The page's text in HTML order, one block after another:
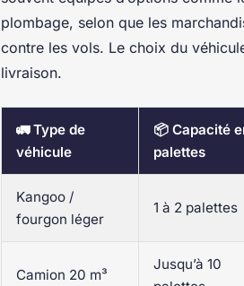
plombage, selon que les
contre les vols. Le choix du
livraison.
🚛 Type de
véhicule
📦 Capacité
palettes
Kangoo /
fourgon léger
1 à 2 palettes
Camion 20 m³
Jusqu’à 10